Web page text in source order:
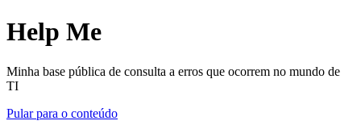
Help Me
Minha base pública de consulta a erros que ocorrem no mundo de
TI
Pular para o conteúdo